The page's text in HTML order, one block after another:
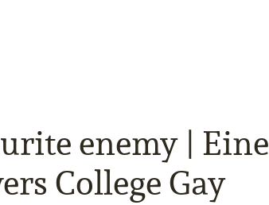
enemy | Eine
College Gay